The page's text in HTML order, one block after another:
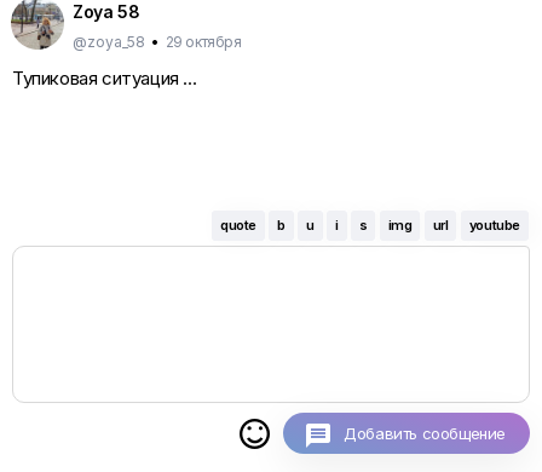
Zoya 58
@zoya_58 • 29 октября
Тупиковая ситуация ...
quote b u i s img url youtube
 Добавить сообщение